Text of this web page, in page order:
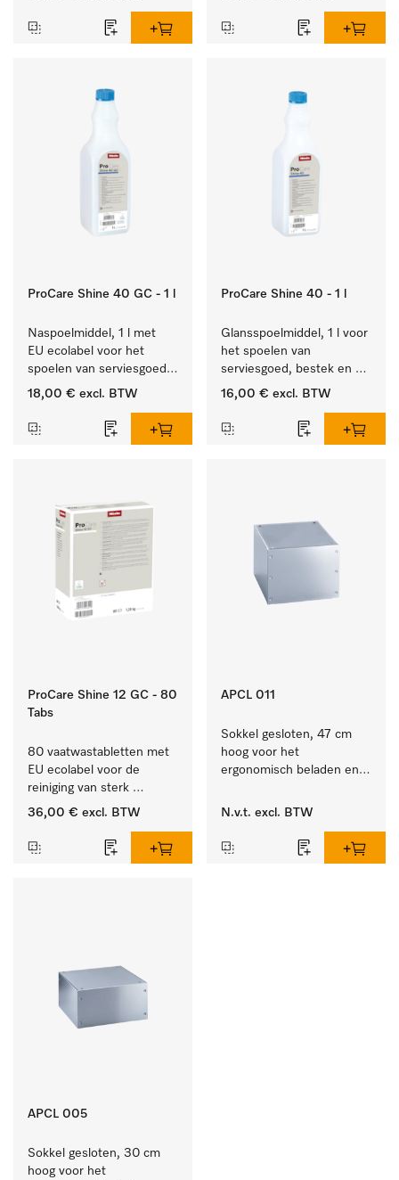
bestek en glazen.
ProCare Shine 40 GC - 1 l
Naspoelmiddel, 1 l met
EU ecolabel voor het
spoelen van serviesgoed,
bestek en glazen.
18,00 € excl. BTW
ProCare Shine 40 - 1 l
Glansspoelmiddel, 1 l voor
het spoelen van
serviesgoed, bestek en
ideaal voor glazen.
16,00 € excl. BTW
ProCare Shine 12 GC - 80
Tabs
80 vaatwastabletten met
EU ecolabel voor de
reiniging van sterk
vervuild serviesgoed,
36,00 € excl. BTW
APCL 011
Sokkel gesloten, 47 cm
hoog voor het
ergonomisch beladen en
en droger.
N.v.t. excl. BTW
APCL 005
Sokkel gesloten, 30 cm
hoog voor het